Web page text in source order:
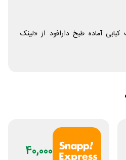
آماده طبخ دارافود از «لینک
40,000